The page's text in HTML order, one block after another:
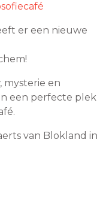
er een nieuwe
mysterie en
een perfecte plek
van Blokland in